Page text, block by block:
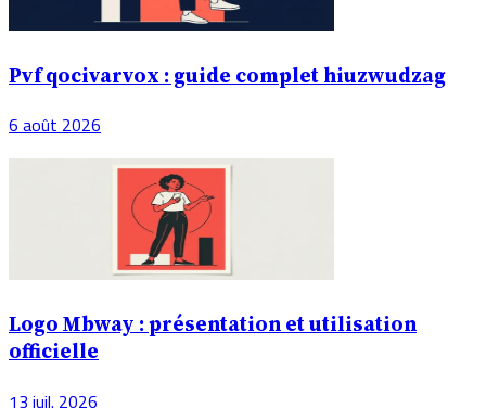
Pvf qocivarvox : guide complet hiuzwudzag
6 août 2026
Logo Mbway : présentation et utilisation
officielle
13 juil. 2026